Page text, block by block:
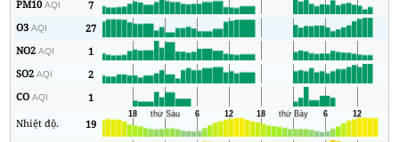
PM10AQI 7
O3AQI 27
NO2AQI 1
SO2AQI 2
COAQI 1
Nhiệt độ.
19